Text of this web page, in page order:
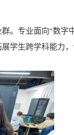
。专业面向“数字
展学生跨学科能力，